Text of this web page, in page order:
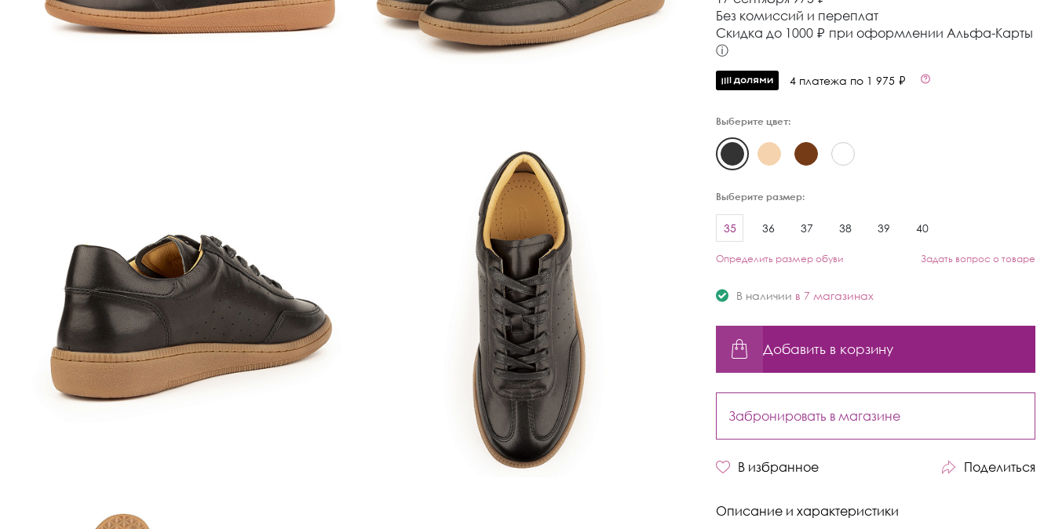
Полуботинки Кроссовки
Без комиссий и переплат
Cкидка до 1000 ₽ при оформлении Альфа-Карты
ⓘ
4 платежа по 1 975 ₽
Выберите цвет:
Выберите размер:
35 36 37 38 39 40
Определить размер обуви Задать вопрос о товаре
В наличии в 7 магазинах
Добавить в корзину
Забронировать в магазине
В избранное Поделиться
Описание и характеристики